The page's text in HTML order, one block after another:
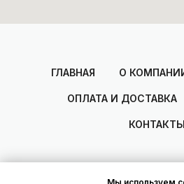
ГЛАВНАЯ О
ОПЛАТА И ДОСТАВКА
КОНТАКТЫ